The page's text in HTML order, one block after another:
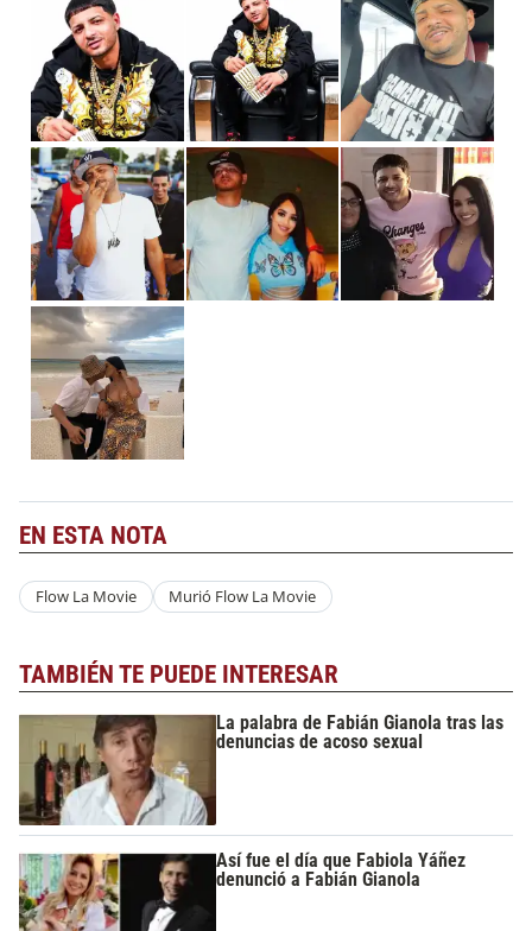
EN ESTA NOTA
Flow La Movie Murió Flow La Movie
TAMBIÉN TE PUEDE INTERESAR
La palabra de Fabián Gianola tras las
denuncias de acoso sexual
Así fue el día que Fabiola Yáñez
denunció a Fabián Gianola